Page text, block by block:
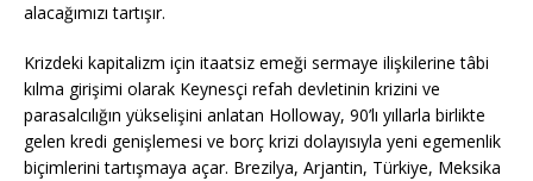
alacağımızı tartışır.
Krizdeki kapitalizm için itaatsiz emeği sermaye ilişkilerine tâbi
kılma girişimi olarak Keynesçi refah devletinin krizini ve
parasalcılığın yükselişini anlatan Holloway, 90’lı yıllarla birlikte
gelen kredi genişlemesi ve borç krizi dolayısıyla yeni egemenlik
biçimlerini tartışmaya açar. Brezilya, Arjantin, Türkiye, Meksika